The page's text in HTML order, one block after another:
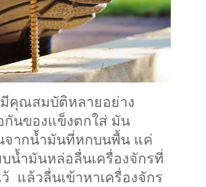
คุณสมบัติหลายอย่าง
กันของแข็งตกใส่ มัน
จากน้ำมันที่หกบนพื้น แค่
บน้ำมันหล่อลื่นเครื่องจักรที่
แล้วลื่นเข้าหาเครื่องจักร